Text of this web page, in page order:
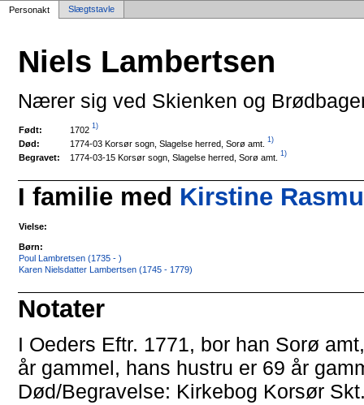
Personakt Slægtstavle
Niels Lambertsen
Nærer sig ved Skienken og
Født: 1702 1)
Død: 1774-03 Korsør sogn, Slagelse herred, Sorø amt. 1)
Begravet: 1774-03-15 Korsør sogn, Slagelse herred, Sorø amt. 1)
I familie med Kirstine
Vielse:
Børn:
Poul Lambretsen (1735 - )
Karen Nielsdatter Lambertsen (1745 - 1779)
Notater
I Oeders Eftr. 1771, bor han Sorø
år gammel, hans hustru er 69 år
Død/Begravelse: Kirkebog Korsør